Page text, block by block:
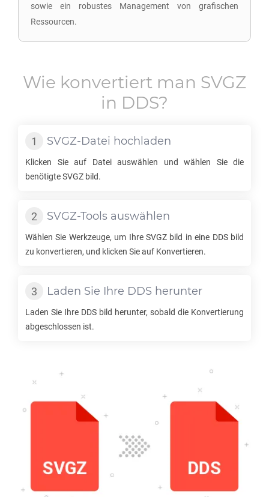
sowie ein robustes Management von grafischen
Ressourcen.
Wie konvertiert man SVGZ
in DDS?
SVGZ-Datei hochladen
Klicken Sie auf Datei auswählen und wählen Sie die
benötigteSVGZ bild.
SVGZ-Tools auswählen
Wählen Sie Werkzeuge, um Ihre SVGZ bild in eine DDSbild
zu konvertieren, und klicken Sie auf Konvertieren.
Laden Sie Ihre DDS herunter
Laden Sie Ihre DDS bild herunter, sobald die Konvertierung
abgeschlossen ist.